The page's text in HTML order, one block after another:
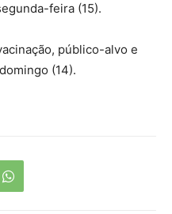
feira (15).
público-alvo e
(14).